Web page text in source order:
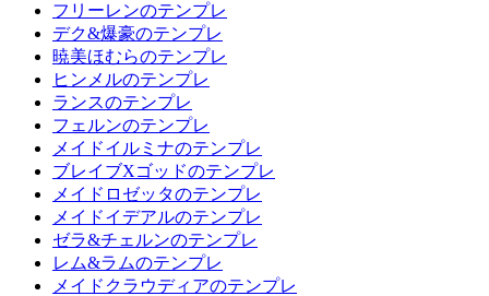
フリーレンのテンプレ
デク&爆豪のテンプレ
暁美ほむらのテンプレ
ヒンメルのテンプレ
ランスのテンプレ
フェルンのテンプレ
メイドイルミナのテンプレ
ブレイブXゴッドのテンプレ
メイドロゼッタのテンプレ
メイドイデアルのテンプレ
ゼラ&チェルンのテンプレ
レム&ラムのテンプレ
メイドクラウディアのテンプレ